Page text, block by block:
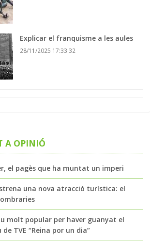
Explicar el franquisme a les aules
28/11/2025 17:33:32
A OPINIÓ
el pagès que ha muntat un imperi
una nova atracció turística: el
molt popular per haver guanyat el
TVE “Reina por un dia”